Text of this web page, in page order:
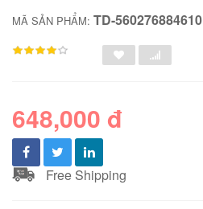
MÃ SẢN PHẨM: TD-560276884610
648,000 đ
Free Shipping